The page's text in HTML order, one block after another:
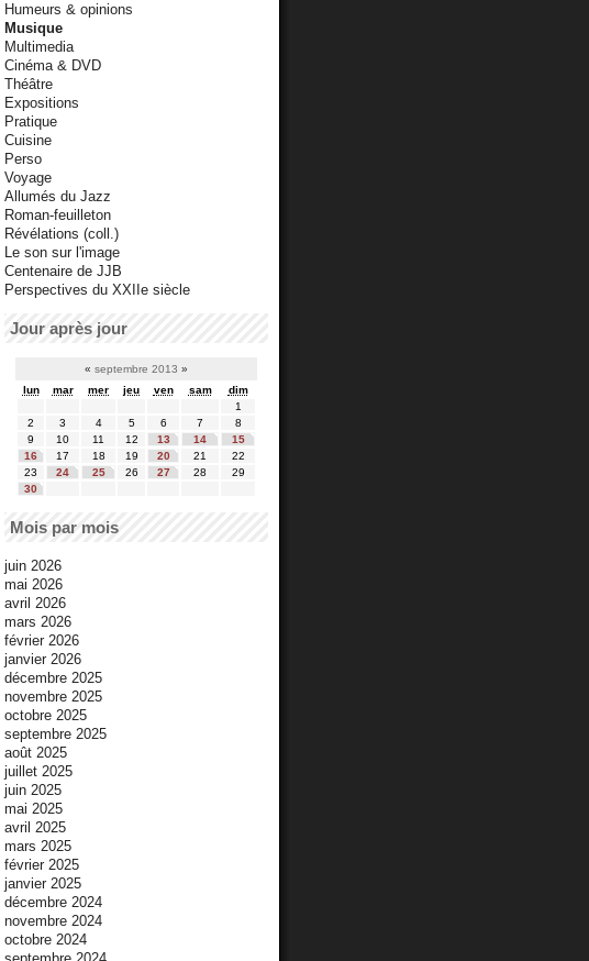
Humeurs & opinions
Musique
Multimedia
Cinéma & DVD
Théâtre
Expositions
Pratique
Cuisine
Perso
Voyage
Allumés du Jazz
Roman-feuilleton
Révélations (coll.)
Le son sur l'image
Centenaire de JJB
Perspectives du XXIIe siècle
Jour après jour
« septembre 2013 »
lun
mar mer jeu ven sam
dim
1
2
3 4 5 6 7
8
9
10 11 12 13 14
15
16
17 18 19 20 21
22
23
24 25 26 27 28
29
30
Mois par mois
juin 2026
mai 2026
avril 2026
mars 2026
février 2026
janvier 2026
décembre 2025
novembre 2025
octobre 2025
septembre 2025
août 2025
juillet 2025
juin 2025
mai 2025
avril 2025
mars 2025
février 2025
janvier 2025
décembre 2024
novembre 2024
octobre 2024